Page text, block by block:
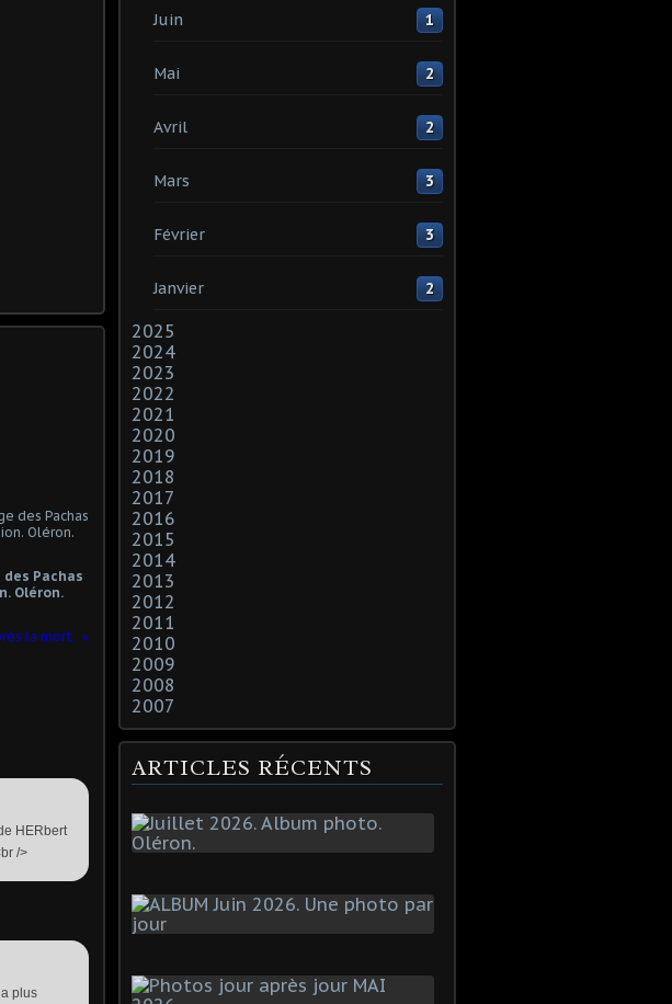
Pachas
Oléron.
la mort.
HERbert
/>
plus
Juin 1
Mai 2
Avril 2
Mars 3
Février 3
Janvier 2
2025
2024
2023
2022
2021
2020
2019
2018
2017
2016
2015
2014
2013
2012
2011
2010
2009
2008
2007
ARTICLES RÉCENTS